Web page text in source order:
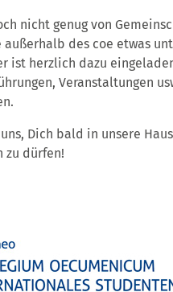
nicht genug von
außerhalb des coe etwas
ist herzlich dazu
Veranstaltungen
Dich bald in unsere
zu dürfen!